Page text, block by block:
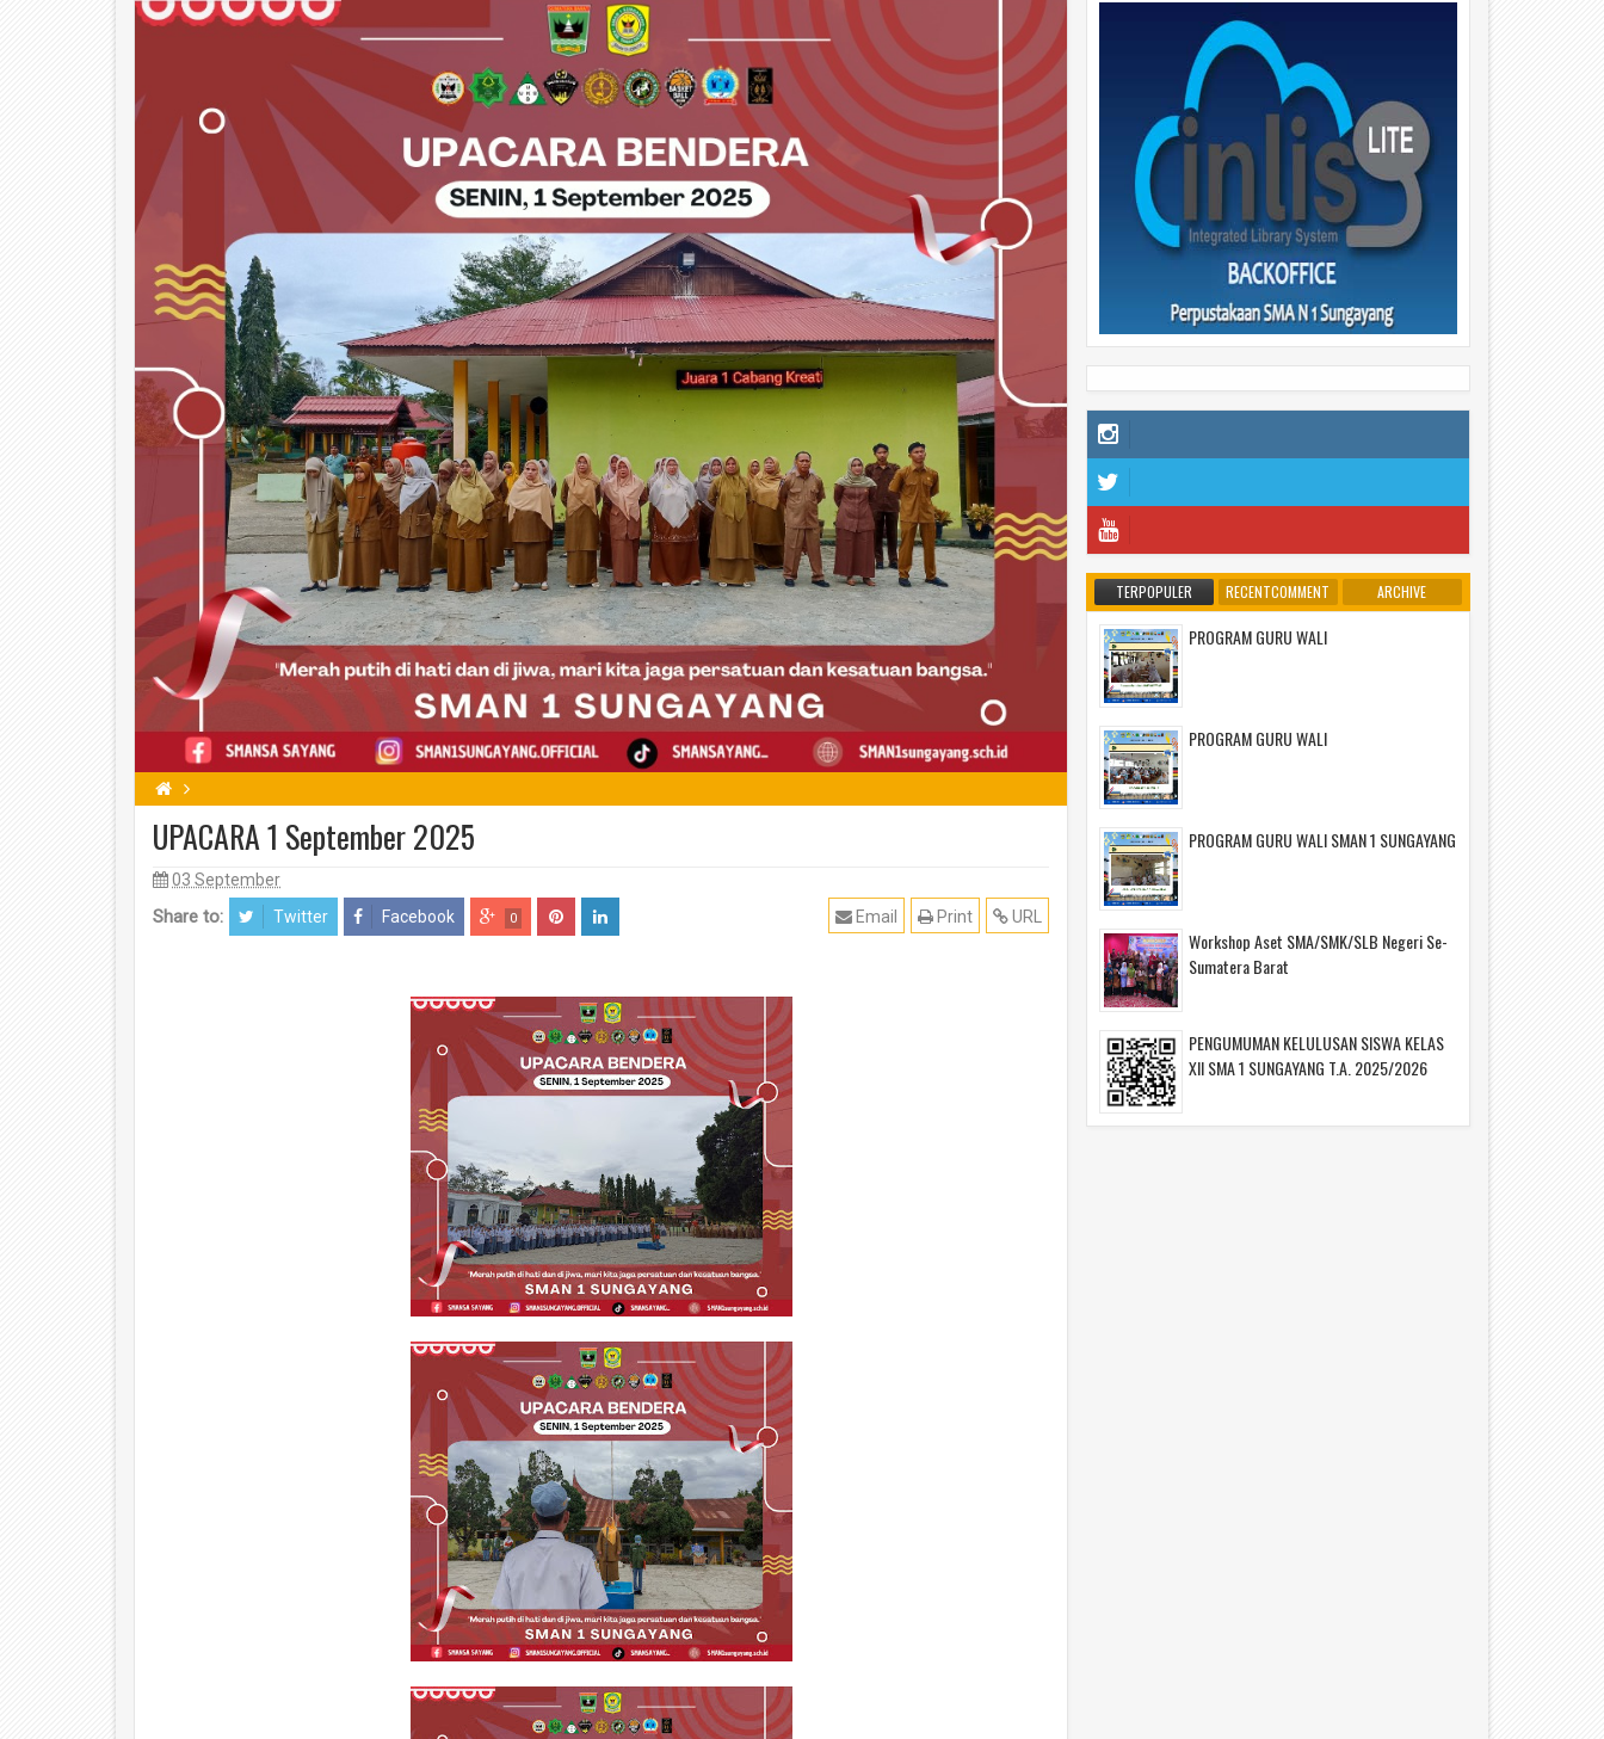
29 29 Apr
2026 29 Apr 29 2026
UPACARA 1 September 2025
03 September
Share to: Twitter Facebook 0 URL
Print
Email
TERPOPULER RECENTCOMMENT ARCHIVE
PROGRAM GURU WALI
PROGRAM GURU WALI
PROGRAM GURU WALI SMAN 1 SUNGAYANG
Workshop Aset SMA/SMK/SLB Negeri Se-
Sumatera Barat
PENGUMUMAN KELULUSAN SISWA KELAS
XII SMA 1 SUNGAYANG T.A. 2025/2026